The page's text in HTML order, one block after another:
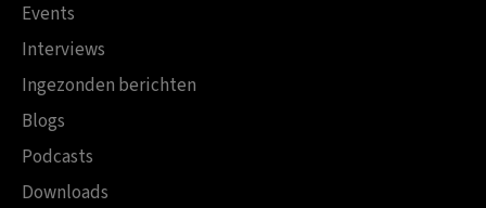
Events
Interviews
Ingezonden berichten
Blogs
Podcasts
Downloads